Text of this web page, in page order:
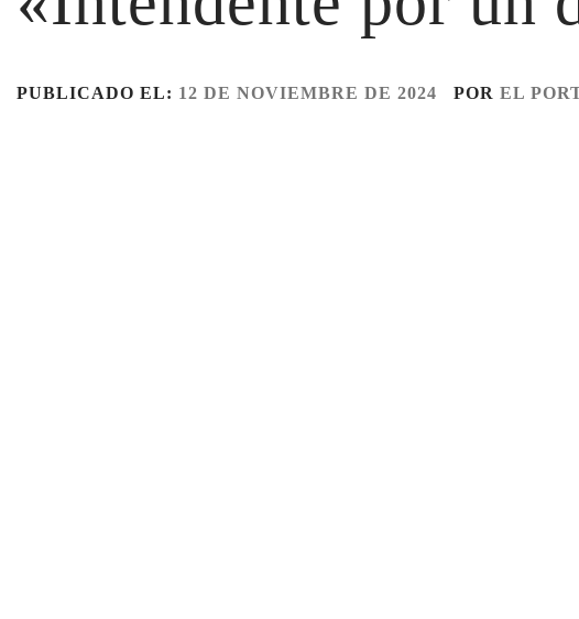
PUBLICADO EL: 12 DE NOVIEMBRE DE 2024 POR EL